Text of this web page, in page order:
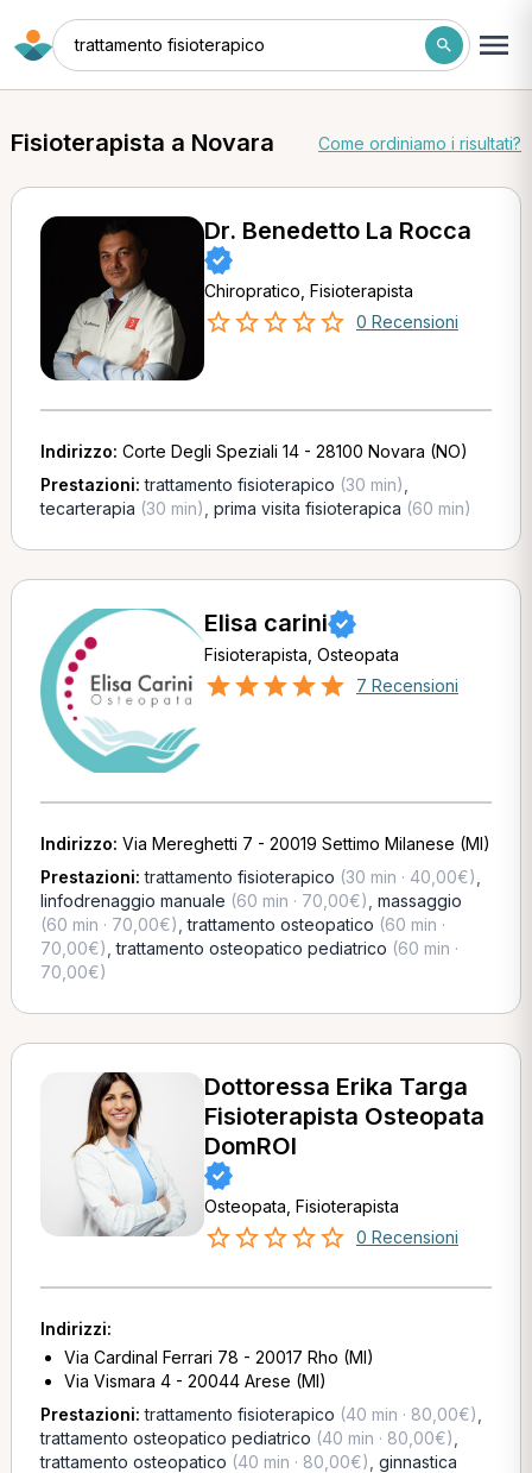
trattamento fisioterapico
Fisioterapista a Novara Come ordiniamo i risultati?
Dr. Benedetto La Rocca
Chiropratico, Fisioterapista
0 Recensioni
Indirizzo: Corte Degli Speziali 14 - 28100 Novara (NO)
Prestazioni:trattamento fisioterapico (30 min)
tecarterapia (30 min) prima visita fisioterapica (60 min)
Elisa carini
Fisioterapista, Osteopata
7 Recensioni
Indirizzo: Via Mereghetti 7 - 20019 Settimo Milanese (MI)
Prestazioni:trattamento fisioterapico (30 min · 40,00€)
linfodrenaggio manuale (60 min · 70,00€) massaggio
(60 min · 70,00€) ,trattamento osteopatico (60 min ·
70,00€) ,trattamento osteopatico pediatrico (60 min ·
70,00€)
Dottoressa Erika Targa
Fisioterapista Osteopata
DomROI
Osteopata, Fisioterapista
0 Recensioni
Indirizzi:
Via Cardinal Ferrari 78 - 20017 Rho (MI)
Via Vismara 4 - 20044 Arese (MI)
Prestazioni:trattamento fisioterapico (40 min · 80,00€)
trattamento osteopatico pediatrico (40 min · 80,00€)
trattamento osteopatico (40 min · 80,00€) ginnastica